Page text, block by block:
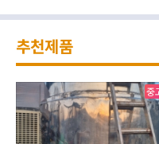
추천제품
중